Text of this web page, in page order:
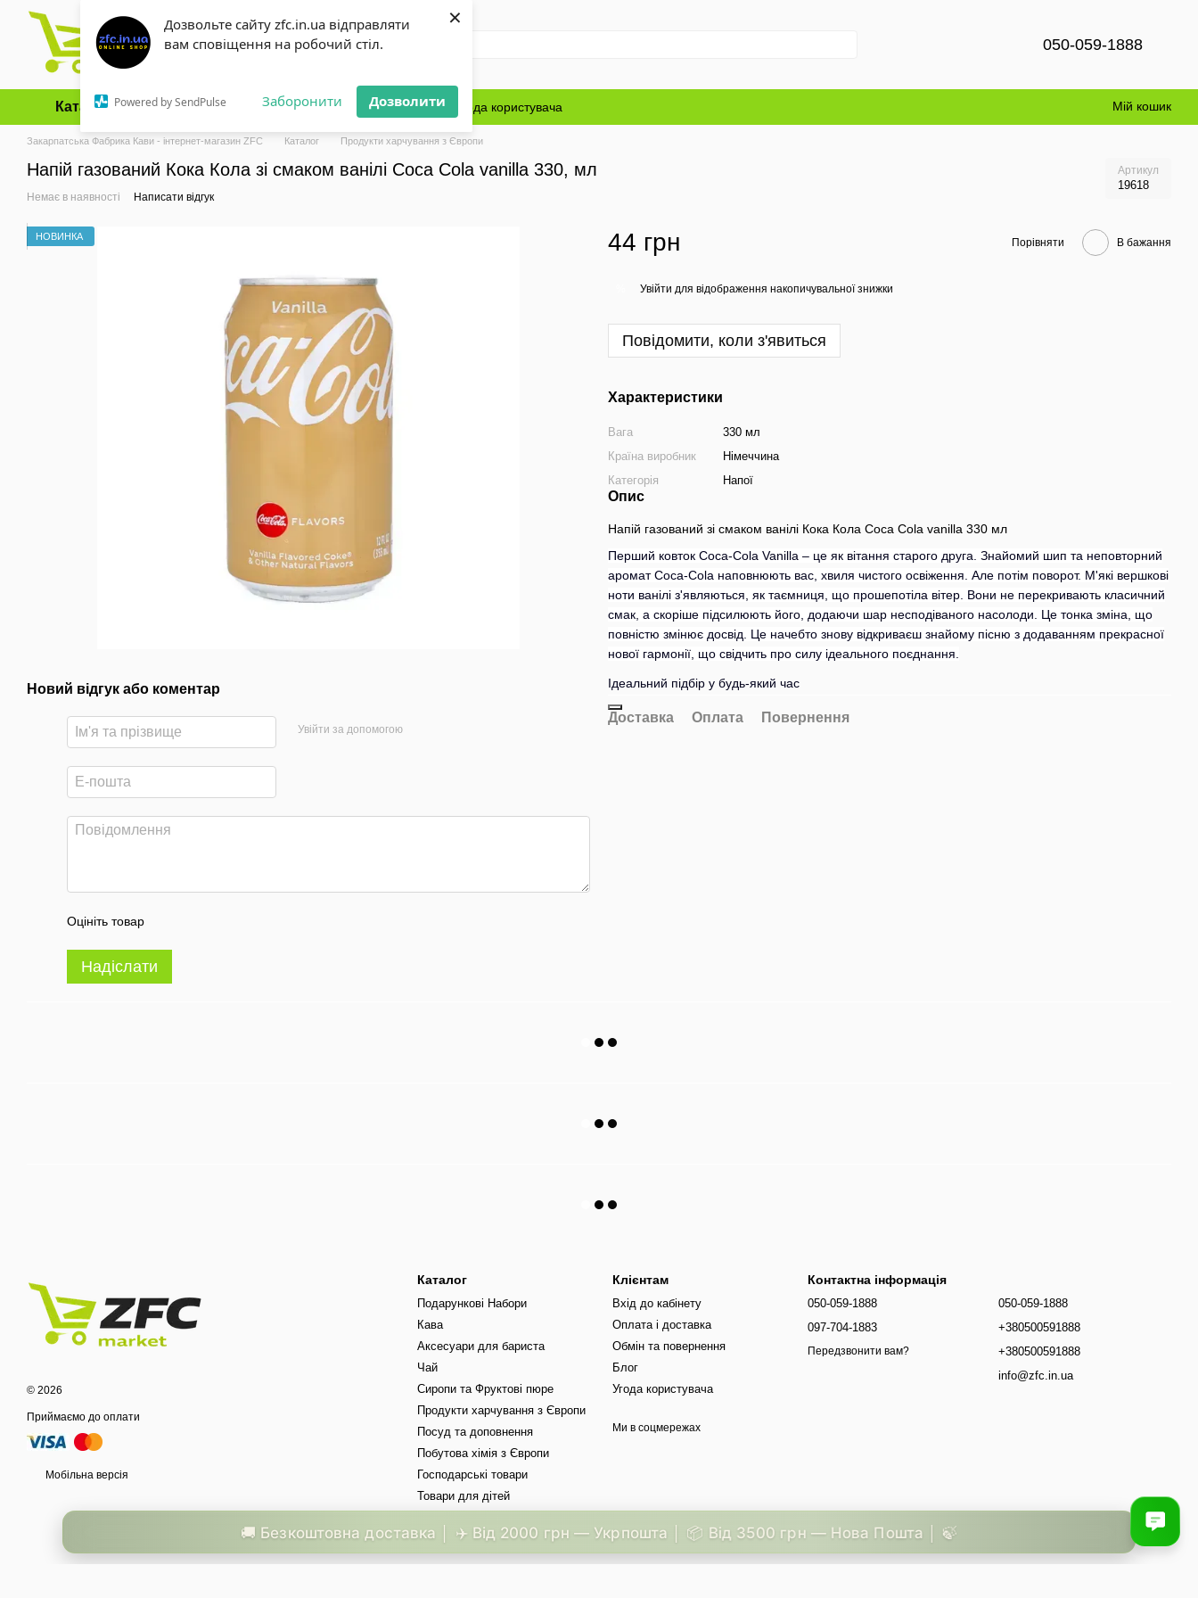
Дозвольте сайту zfc.in.ua відправляти
вам сповіщення на робочий стіл.
Powered by SendPulse Заборонити Дозволити
×
Перейти до основного контенту
050-059-1888
Каталог Оплата і доставка Обмін та повернення Блог Угода користувача Мій кошик
Закарпатська Фабрика Кави - інтернет-магазин ZFC Каталог Продукти харчування з Європи
Напій газований Кока Кола зі смаком ванілі Coca Cola vanilla 330, мл Артикул
19618
Немає в наявності Написати відгук
НОВИНКА
Новий відгук або коментар
Увійти за допомогою
Оцініть товар
Надіслати
44 грн Порівняти В бажання
Увійти для відображення накопичувальної знижки
Повідомити, коли з'явиться
Характеристики
Вага
330 мл
Країна виробник
Німеччина
Категорія
Напої
Опис
Напій газований зі смаком ванілі Кока Кола Coca Cola vanilla 330 мл
Перший ковток Coca-Cola Vanilla – це як вітання старого друга. Знайомий шип та неповторний
аромат Coca-Cola наповнюють вас, хвиля чистого освіження. Але потім поворот. М'які вершкові
ноти ванілі з'являються, як таємниця, що прошепотіла вітер. Вони не перекривають класичний
смак, а скоріше підсилюють його, додаючи шар несподіваного насолоди. Це тонка зміна, що
повністю змінює досвід. Це начебто знову відкриваєш знайому пісню з додаванням прекрасної
нової гармонії, що свідчить про силу ідеального поєднання.
Ідеальний підбір у будь-який час
Доставка Оплата Повернення
© 2026
Приймаємо до оплати
Мобільна версія
Каталог
Подарункові Набори
Кава
Аксесуари для бариста
Чай
Сиропи та Фруктові пюре
Продукти харчування з Європи
Посуд та доповнення
Побутова хімія з Європи
Господарські товари
Товари для дітей
Клієнтам
Вхід до кабінету
Оплата і доставка
Обмін та повернення
Блог
Угода користувача
Ми в соцмережах
Контактна інформація
050-059-1888
097-704-1883
Передзвонити вам?
050-059-1888
+380500591888
+380500591888
info@zfc.in.ua